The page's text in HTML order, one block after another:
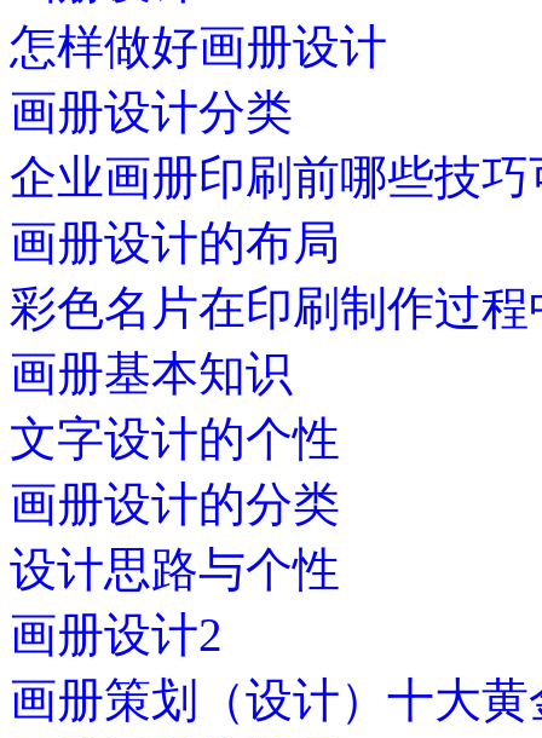
怎样做好画册设计
画册设计分类
企业画册印刷前哪些技
画册设计的布局
彩色名片在印刷制作过
画册基本知识
文字设计的个性
画册设计的分类
设计思路与个性
画册设计2
画册策划（设计）十大黄